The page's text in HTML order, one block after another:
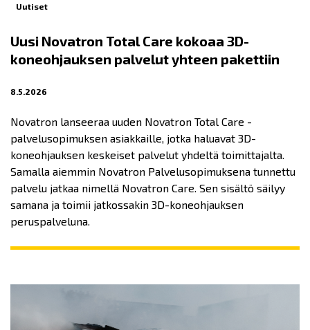
Uutiset
Uusi Novatron Total Care kokoaa 3D-
koneohjauksen palvelut yhteen pakettiin
8.5.2026
Novatron lanseeraa uuden Novatron Total Care -
palvelusopimuksen asiakkaille, jotka haluavat 3D-
koneohjauksen keskeiset palvelut yhdeltä toimittajalta.
Samalla aiemmin Novatron Palvelusopimuksena tunnettu
palvelu jatkaa nimellä Novatron Care. Sen sisältö säilyy
samana ja toimii jatkossakin 3D-koneohjauksen
peruspalveluna.